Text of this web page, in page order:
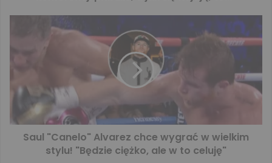
Saul "Canelo" Alvarez chce wygrać w wielkim
stylu! "Będzie ciężko, ale w to celuję"